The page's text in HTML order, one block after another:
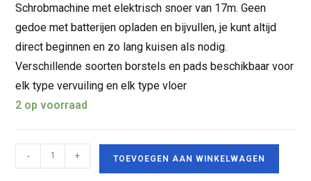
Schrobmachine met elektrisch snoer van 17m. Geen
gedoe met batterijen opladen en bijvullen, je kunt altijd
direct beginnen en zo lang kuisen als nodig.
Verschillende soorten borstels en pads beschikbaar voor
elk type vervuiling en elk type vloer
2 op voorraad
- + TOEVOEGEN AAN WINKELWAGEN